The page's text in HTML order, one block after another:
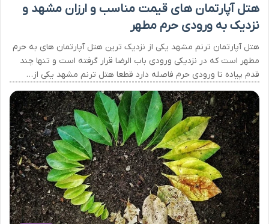
هتل آپارتمان های قیمت مناسب و ارزان مشهد و
نزدیک به ورودی حرم مطهر
هتل آپارتمان ترنم مشهد یکی از نزدیک ترین هتل آپارتمان های به حرم
مطهر است که در نزدیکی ورودی باب الرضا قرار گرفته است و تنها چند
قدم پیاده تا ورودی حرم فاصله دارد قطعا هتل ترنم مشهد یکی از…